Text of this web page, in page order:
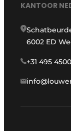
KANTOOR
6002 ED
+31 495